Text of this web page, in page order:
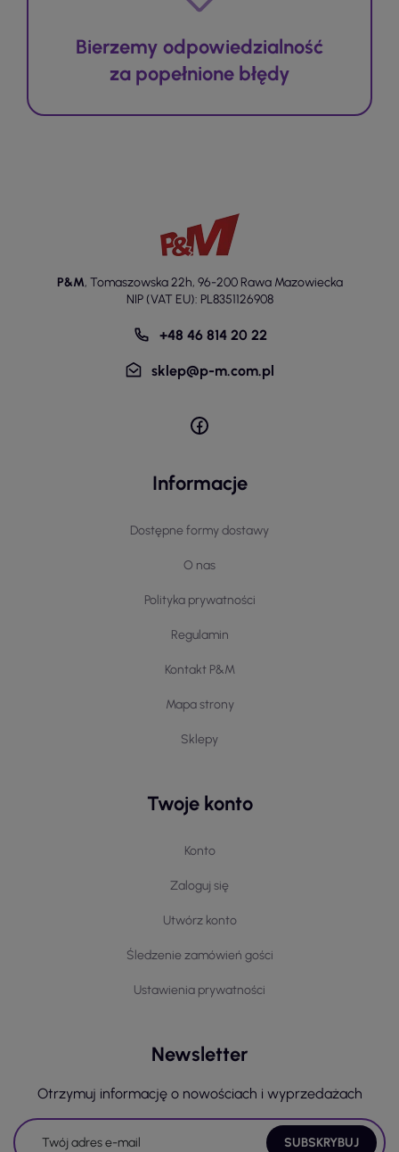
Bierzemy odpowiedzialność
za popełnione błędy
P&M, Tomaszowska 22h, 96-200 Rawa Mazowiecka
NIP (VAT EU): PL8351126908
+48 46 814 20 22
sklep@p-m.com.pl
Informacje
Dostępne formy dostawy
O nas
Polityka prywatności
Regulamin
Kontakt P&M
Mapa strony
Sklepy
Twoje konto
Konto
Zaloguj się
Utwórz konto
Śledzenie zamówień gości
Ustawienia prywatności
Newsletter
Otrzymuj informację o nowościach i wyprzedażach